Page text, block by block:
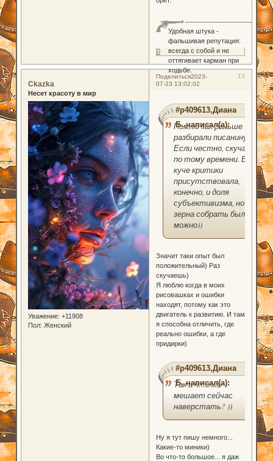
Удобная штука -
фальшивая репутация:
всегда с собой и не
оттягивает карман при
ходьбе.
0
Поделиться 13
2023-
07-23 13:02:02
Ckazka
Несет красоту в мир
Уважение: +11908
Пол: Женский
#p409613,Диана
Б. написал(а):
Помню как раньше
разбирали писанину.
Если честно, скучаю
по тому времени. В
куче критики
присутствовала,
конечно, и доля
субъективизма, но
зерна собрать было
можно))
Значит таки опыт был
положительный) Раз
скучаешь)
Я люблю когда в моих
рисовашках и ошибки
находят, потому как это
двигатель к развитию. И там
я способна отличить, где
реально ошибки, а где
придирки)
#p409613,Диана
Б. написал(а):
Так а что же
мешает сейчас
наверстать? ))
Ну я тут пишу немного...
Какие-то миники)
Во что-то большое... я даж